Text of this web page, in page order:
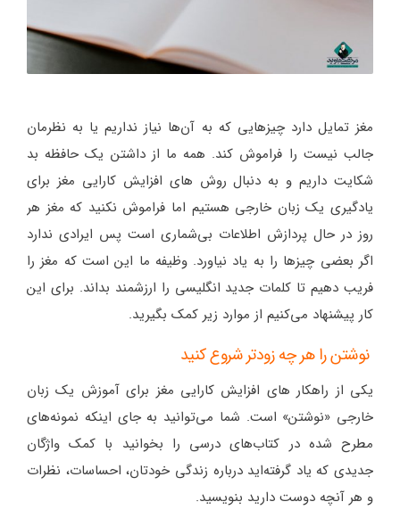
مغز تمایل دارد چیزهایی که به آن‌ها نیاز نداریم یا به نظرمان
جالب نیست را فراموش کند. همه ما از داشتن یک حافظه بد
شکایت داریم و به دنبال روش های افزایش کارایی مغز برای
یادگیری یک زبان خارجی هستیم اما فراموش نکنید که مغز هر
روز در حال پردازش اطلاعات بی‌شماری است پس ایرادی ندارد
اگر بعضی چیزها را به یاد نیاورد. وظیفه ما این است که مغز را
فریب دهیم تا کلمات جدید انگلیسی را ارزشمند بداند. برای این
کار پیشنهاد می‌کنیم از موارد زیر کمک بگیرید.
نوشتن را هر چه زودتر شروع کنید
یکی از راهکار های افزایش کارایی مغز برای آموزش یک زبان
خارجی «نوشتن» است. شما می‌توانید به جای اینکه نمونه‌های
مطرح شده در کتاب‌های درسی را بخوانید با کمک واژگان
جدیدی که یاد گرفته‌اید درباره زندگی خودتان، احساسات، نظرات
و هر آنچه دوست دارید بنویسید.